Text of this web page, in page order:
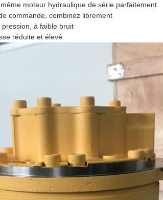
moteur hydraulique de série parfaitement
commande, combinez librement
à faible bruit
réduite et élevé